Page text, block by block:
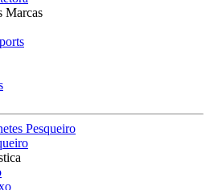
Marcas
Pesqueiro